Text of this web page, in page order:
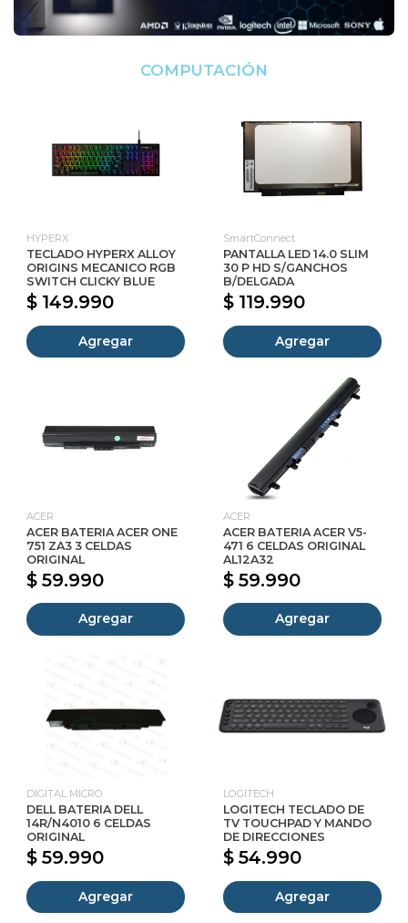
COMPUTACIÓN
HYPERX
TECLADO HYPERX ALLOY
ORIGINS MECANICO RGB
SWITCH CLICKY BLUE
$ 149.990
Agregar
SmartConnect
PANTALLA LED 14.0 SLIM
30 P HD S/GANCHOS
B/DELGADA
$ 119.990
Agregar
ACER
ACER BATERIA ACER ONE
751 ZA3 3 CELDAS
ORIGINAL
$ 59.990
Agregar
ACER
ACER BATERIA ACER V5-
471 6 CELDAS ORIGINAL
AL12A32
$ 59.990
Agregar
DIGITAL MICRO
DELL BATERIA DELL
14R/N4010 6 CELDAS
ORIGINAL
$ 59.990
Agregar
LOGITECH
LOGITECH TECLADO DE
TV TOUCHPAD Y MANDO
DE DIRECCIONES
$ 54.990
Agregar